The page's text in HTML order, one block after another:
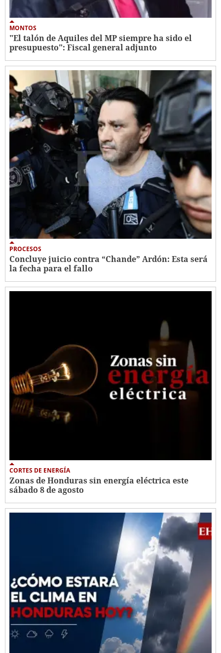
MONTOS
"El talón de Aquiles del MP siempre ha sido el
presupuesto": Fiscal general adjunto
PROCESOS
Concluye juicio contra “Chande” Ardón: Esta será
la fecha para el fallo
CORTES DE ENERGÍA
Zonas de Honduras sin energía eléctrica este
sábado 8 de agosto